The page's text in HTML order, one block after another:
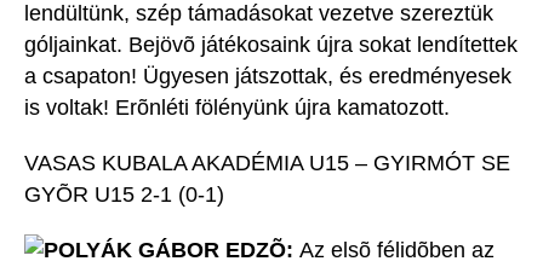
lendültünk, szép támadásokat vezetve szereztük
góljainkat. Bejövõ játékosaink újra sokat lendítettek
a csapaton! Ügyesen játszottak, és eredményesek
is voltak! Erõnléti fölényünk újra kamatozott.
VASAS KUBALA AKADÉMIA U15 – GYIRMÓT SE
GYÕR U15 2-1 (0-1)
POLYÁK GÁBOR EDZÕ: Az elsõ félidõben az